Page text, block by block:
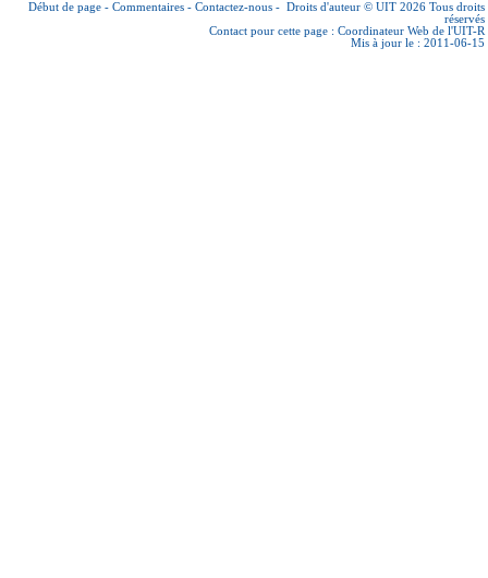
Début de page - Commentaires - Contactez-nous - Droits d'auteur © UIT 2026 Tous droits
réservés
Contact pour cette page : Coordinateur Web de l'UIT-R
Mis à jour le : 2011-06-15